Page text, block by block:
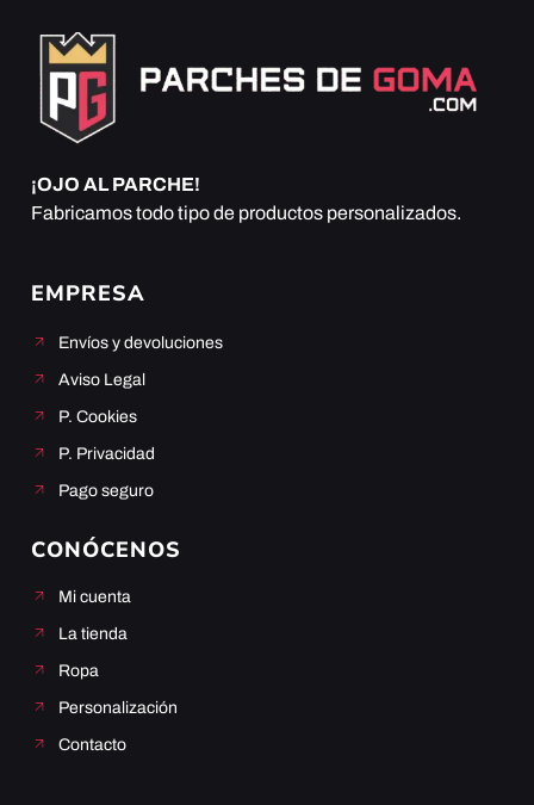
¡OJO AL PARCHE!
Fabricamos todo tipo de productos personalizados.
EMPRESA
Envíos y devoluciones
Aviso Legal
P. Cookies
P. Privacidad
Pago seguro
CONÓCENOS
Mi cuenta
La tienda
Ropa
Personalización
Contacto